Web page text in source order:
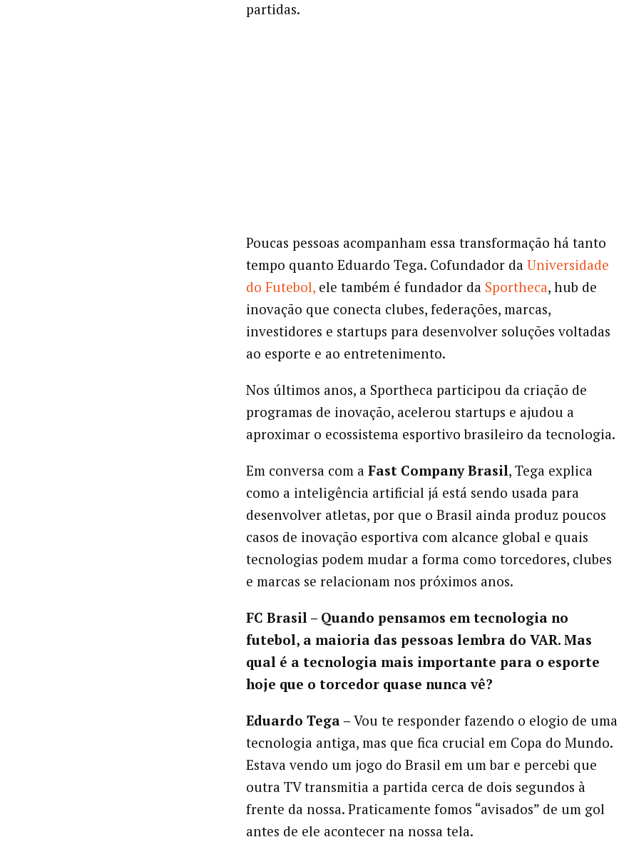
partidas.
Poucas pessoas acompanham essa transformação há tanto
tempo quanto Eduardo Tega. Cofundador da Universidade
do Futebol,ele também é fundador da Sportheca, hub de
inovação que conecta clubes, federações, marcas,
investidores e startups para desenvolver soluções voltadas
ao esporte e ao entretenimento.
Nos últimos anos, a Sportheca participou da criação de
programas de inovação, acelerou startups e ajudou a
aproximar o ecossistema esportivo brasileiro da tecnologia.
Em conversa com a Fast Company Brasil, Tega explica
como a inteligência artificial já está sendo usada para
desenvolver atletas, por que o Brasil ainda produz poucos
casos de inovação esportiva com alcance global e quais
tecnologias podem mudar a forma como torcedores, clubes
e marcas se relacionam nos próximos anos.
FC Brasil – Quando pensamos em tecnologia no
futebol, a maioria das pessoas lembra do VAR. Mas
qual é a tecnologia mais importante para o esporte
hoje que o torcedor quase nunca vê?
Eduardo Tega – Vou te responder fazendo o elogio de uma
tecnologia antiga, mas que fica crucial em Copa do Mundo.
Estava vendo um jogo do Brasil em um bar e percebi que
outra TV transmitia a partida cerca de dois segundos à
frente da nossa. Praticamente fomos “avisados” de um gol
antes de ele acontecer na nossa tela.